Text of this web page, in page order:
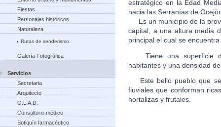
Fiestas
Personajes históricos
Naturaleza
Rutas de senderismo
Galería Fotográfica
Servicios
Secretaria
Arquitecto
O.L.A.D.
Consultorio médico
Botiquín farmacéutico
estratégico en la Edad
hacia las Serranías de
Es un municipio de la
capital, a una altura media
principal el cual se
Tiene una superficie
habitantes y una densidad
Este bello pueblo que se
fluviales que conforman
hortalizas y frutales.